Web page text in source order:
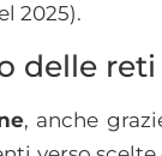
2025).
delle
, anche